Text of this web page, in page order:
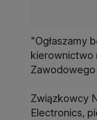
"Ogłaszamy
kierownictwo
Zawodowego
Związkowcy
Electronics,